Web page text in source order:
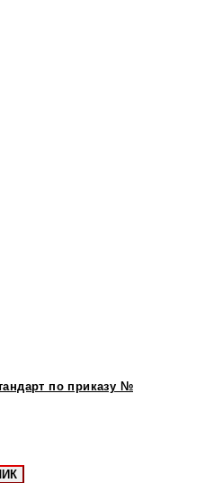
по приказу №